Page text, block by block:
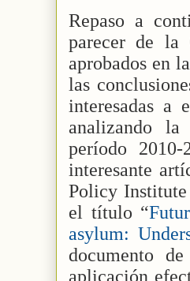
Repaso a
parecer de la
aprobados en
las
interesadas a
analizando
período
interesante
Policy
el título “
asylum:
documento
aplicación